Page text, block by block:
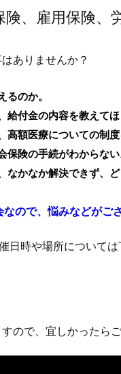
険、雇用保険、
ありませんか？
るのか。
付金の内容を教えてほ
高額医療についての制度
険の手続がわからない
なかなか解決できず、ど
ので、悩みなどがご
日時や場所については
ので、宜しかったらご